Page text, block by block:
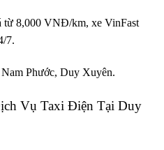
từ 8,000 VNĐ/km, xe VinFast
7.
Phước, Duy Xuyên.
Vụ Taxi Điện Tại Duy